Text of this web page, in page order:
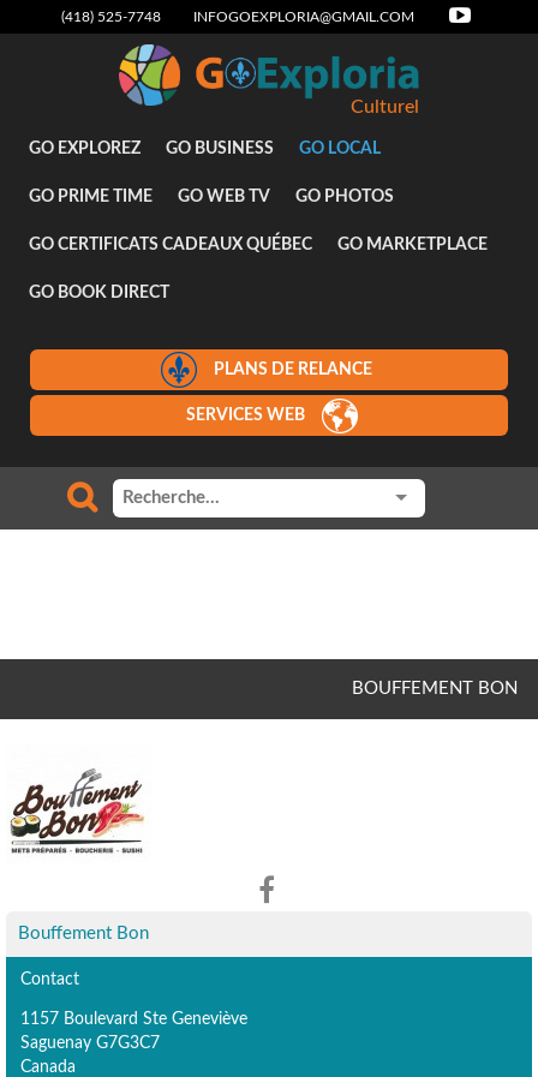
(418) 525-7748 INFOGOEXPLORIA@GMAIL.COM
Culturel
GO EXPLOREZ GO BUSINESS GO LOCAL
GO PRIME TIME GO WEB TV GO PHOTOS
GO CERTIFICATS CADEAUX QUÉBEC GO MARKETPLACE
GO BOOK DIRECT
PLANS DE RELANCE
SERVICES WEB
BOUFFEMENT BON
Bouffement Bon
Contact
1157 Boulevard Ste Geneviève
Saguenay G7G3C7
Canada